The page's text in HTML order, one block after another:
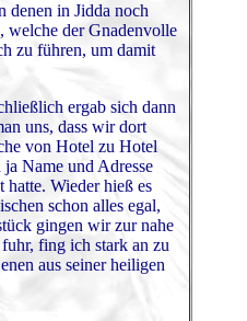
denen in Jidda noch
welche der Gnadenvolle
zu führen, um damit
ergab sich dann
uns, dass wir dort
von Hotel zu Hotel
Name und Adresse
hatte. Wieder hieß es
schon alles egal,
gingen wir zur nahe
fing ich stark an zu
aus seiner heiligen